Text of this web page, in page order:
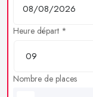
Heure départ *
Nombre de places